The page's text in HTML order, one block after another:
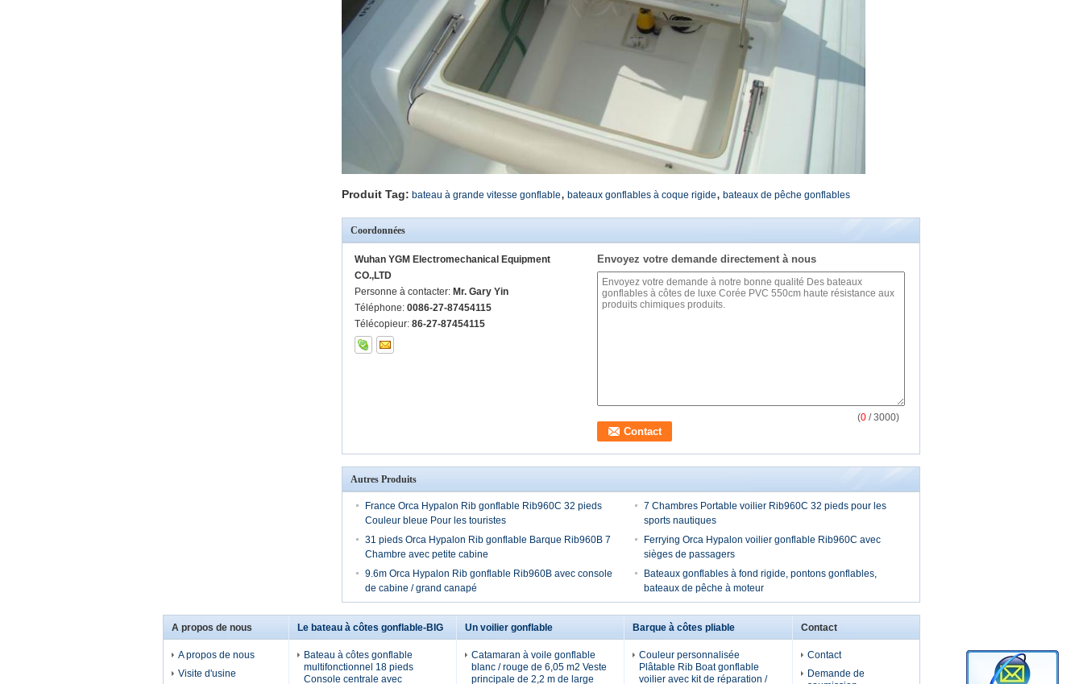
Produit Tag: bateau à grande vitesse gonflable, bateaux gonflables à coque rigide, bateaux de pêche gonflables
Coordonnées
Wuhan YGM Electromechanical Equipment
CO.,LTD
Personne à contacter: Mr. Gary Yin
Téléphone: 0086-27-87454115
Télécopieur: 86-27-87454115
Envoyez votre demande directement à nous
(0 / 3000)
Autres Produits
France Orca Hypalon Rib gonflable Rib960C 32 pieds
Couleur bleue Pour les touristes
7 Chambres Portable voilier Rib960C 32 pieds pour les
sports nautiques
31 pieds Orca Hypalon Rib gonflable Barque Rib960B 7
Chambre avec petite cabine
Ferrying Orca Hypalon voilier gonflable Rib960C avec
sièges de passagers
9.6m Orca Hypalon Rib gonflable Rib960B avec console
de cabine / grand canapé
Bateaux gonflables à fond rigide, pontons gonflables,
bateaux de pêche à moteur
A propos de nous
A propos de nous
Visite d'usine
Le bateau à côtes gonflable-BIG
Bateau à côtes gonflable
multifonctionnel 18 pieds
Console centrale avec
Un voilier gonflable
Catamaran à voile gonflable
blanc / rouge de 6,05 m2 Veste
principale de 2,2 m de large
Barque à côtes pliable
Couleur personnalisée
Plâtable Rib Boat gonflable
voilier avec kit de réparation /
Contact
Contact
Demande de